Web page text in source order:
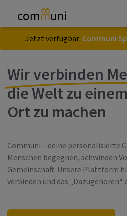
Jetzt verfügbar: Communi
Wir verbinden
die Welt zu
Ort zu machen
Communi – deine personalisierte
Menschen begegnen, schwinden
Gemeinschaft. Unsere Plattform
verbinden und das „Dazugehören“